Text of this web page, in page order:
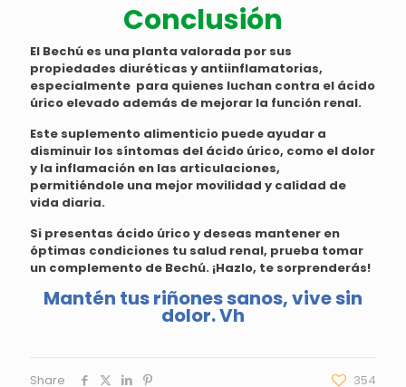
Conclusión
El Bechú es una planta valorada por sus
propiedades diuréticas y antiinflamatorias,
especialmente para quienes luchan contra el ácido
úrico elevado además de mejorar la función renal.
Este suplemento alimenticio puede ayudar a
disminuir los síntomas del ácido úrico, como el dolor
y la inflamación en las articulaciones,
permitiéndole una mejor movilidad y calidad de
vida diaria.
Si presentas ácido úrico y deseas mantener en
óptimas condiciones tu salud renal, prueba tomar
un complemento de Bechú. ¡Hazlo, te sorprenderás!
Mantén tus riñones sanos, vive sin
dolor. Vh
Share 354